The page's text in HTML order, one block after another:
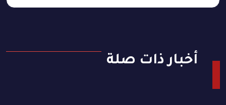
أخبار ذات صلة